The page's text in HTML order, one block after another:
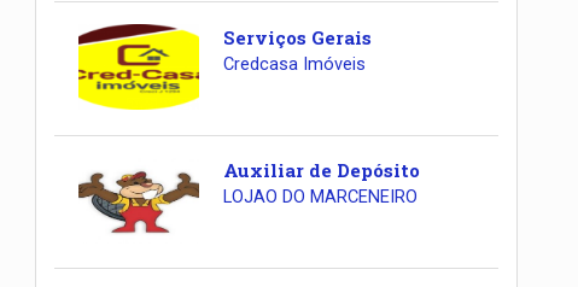
Serviços Gerais
Credcasa Imóveis
Auxiliar de Depósito
LOJAO DO MARCENEIRO